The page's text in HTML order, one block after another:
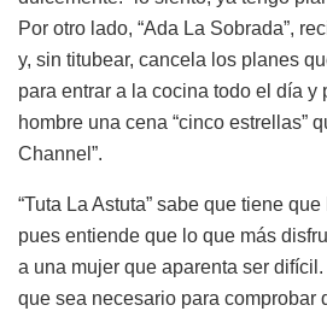
Por otro lado, “Ada La Sobrada”,
y, sin titubear, cancela los planes
para entrar a la cocina todo el día y
hombre una cena “cinco estrellas”
Channel”.
“Tuta La Astuta” sabe que tiene
pues entiende que lo que más
a una mujer que aparenta ser
que sea necesario para comprobar